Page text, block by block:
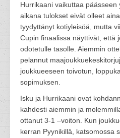
Hurrikaani vaikuttaa päässeen
aikana tulokset eivät olleet
tyydyttänyt kotiyleisöä, mutta
Cupin finaalissa näyttivät, että
odotetulle tasolle. Aiemmin
pelannut
joukkueeseen toivotun,
sopimuksen.
Isku ja Hurrikaani ovat
kahdesti aiemmin ja
ottanut 3-1 –voiton. Kun
kerran Pyynikillä, katsomossa